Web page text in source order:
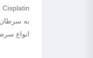
به
انواع